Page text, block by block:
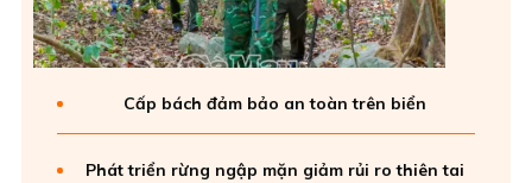
Cấp bách đảm bảo an toàn trên biển
Phát triển rừng ngập mặn giảm rủi ro thiên tai